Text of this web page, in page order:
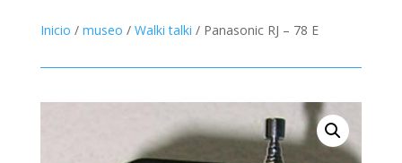
Inicio / museo / Walki talki / Panasonic RJ – 78 E